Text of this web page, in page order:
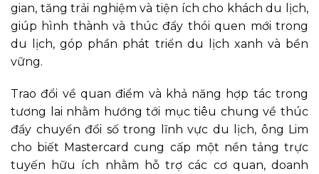
gian, tăng trải nghiệm và tiện ích cho khách du lịch,
giúp hình thành và thúc đẩy thói quen mới trong
du lịch, góp phần phát triển du lịch xanh và bền
vững.
Trao đổi về quan điểm và khả năng hợp tác trong
tương lai nhằm hướng tới mục tiêu chung về thúc
đẩy chuyển đổi số trong lĩnh vực du lịch, ông Lim
cho biết Mastercard cung cấp một nền tảng trực
tuyến hữu ích nhằm hỗ trợ các cơ quan, doanh